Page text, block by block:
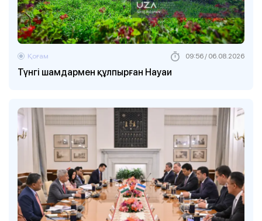
Түнгі шамдармен құлпырған Науаи
Қоғам 09:56 / 06.08.2026